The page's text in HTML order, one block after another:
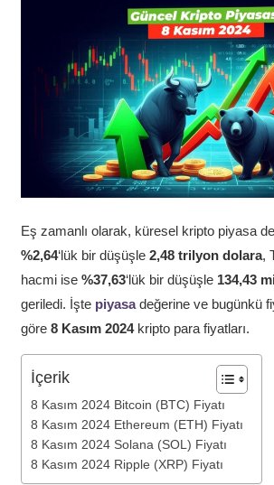
Eş zamanlı olarak, küresel kripto piyasa
%2,64‘lük bir düşüşle 2,48 trilyon dolara,
hacmi ise %37,63‘lük bir düşüşle 134,43
geriledi. İşte piyasadeğerine ve bugünkü
göre 8 Kasım 2024kripto para fiyatları.
İçerik
8 Kasım 2024 Bitcoin (BTC) Fiyatı
8 Kasım 2024 Ethereum (ETH) Fiyatı
8 Kasım 2024 Solana (SOL) Fiyatı
8 Kasım 2024 Ripple (XRP) Fiyatı